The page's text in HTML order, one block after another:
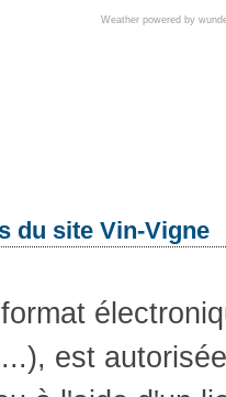
Weather powered by
du site Vin-Vigne
est